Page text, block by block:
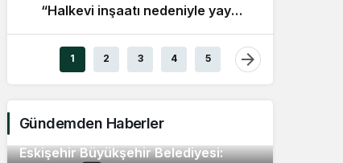
“Halkevi inşaatı nedeniyle yaya
yolu geçici olarak kapatıldı”
1 2 3 4 5
Gündemden Haberler
Eskişehir Büyükşehir Belediyesi:
2